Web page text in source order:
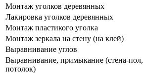
Монтаж уголков деревянных
Лакировка уголков деревянных
Монтаж пластикого уголка
Монтаж зеркала на стену (на клей)
Выравнивание углов
Выравнивание, примыкание (стена-пол,
потолок)